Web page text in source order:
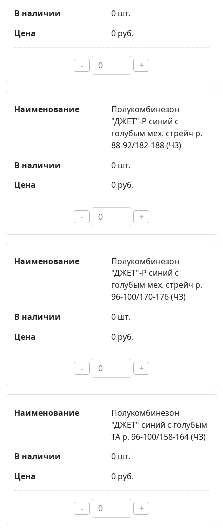
0 шт.
0 руб.
- +
Полукомбинезон
"ДЖЕТ"-Р синий с
голубым мех. стрейч р.
88-92/182-188 (ЧЗ)
0 шт.
0 руб.
- +
Полукомбинезон
"ДЖЕТ"-Р синий с
голубым мех. стрейч р.
96-100/170-176 (ЧЗ)
0 шт.
0 руб.
- +
Полукомбинезон
"ДЖЕТ" синий с голубым
ТА р. 96-100/158-164 (ЧЗ)
0 шт.
0 руб.
- +